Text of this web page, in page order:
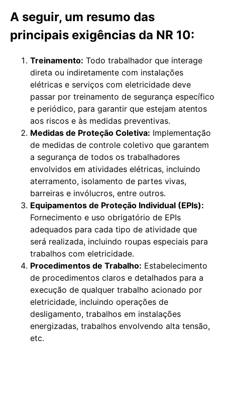
A seguir, um resumo das
principais exigências da NR 10:
Treinamento: Todo trabalhador que interage
direta ou indiretamente com instalações
elétricas e serviços com eletricidade deve
passar por treinamento de segurança específico
e periódico, para garantir que estejam atentos
aos riscos e às medidas preventivas.
Medidas de Proteção Coletiva: Implementação
de medidas de controle coletivo que garantem
a segurança de todos os trabalhadores
envolvidos em atividades elétricas, incluindo
aterramento, isolamento de partes vivas,
barreiras e invólucros, entre outros.
Equipamentos de Proteção Individual (EPIs):
Fornecimento e uso obrigatório de EPIs
adequados para cada tipo de atividade que
será realizada, incluindo roupas especiais para
trabalhos com eletricidade.
Procedimentos de Trabalho: Estabelecimento
de procedimentos claros e detalhados para a
execução de qualquer trabalho acionado por
eletricidade, incluindo operações de
desligamento, trabalhos em instalações
energizadas, trabalhos envolvendo alta tensão,
etc.